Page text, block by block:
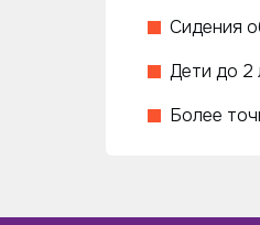
Сидения
Дети до 2
Более